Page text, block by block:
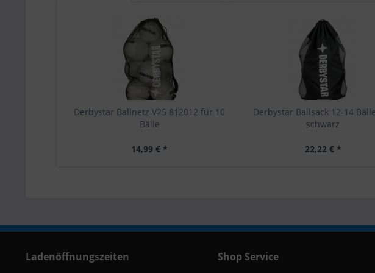
Derbystar Ballnetz V25 812012 für 10
Bälle
14,99 € *
Derbystar Ballsack 12-14
schwarz
22,22 € *
Ladenöffnungszeiten Shop Service